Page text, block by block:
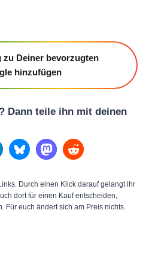
Deiner bevorzugten
hinzufügen
Dann teile ihn mit deinen
Durch einen Klick darauf gelangt ihr
dort für einen Kauf entscheiden,
Für euch ändert sich am Preis nichts.